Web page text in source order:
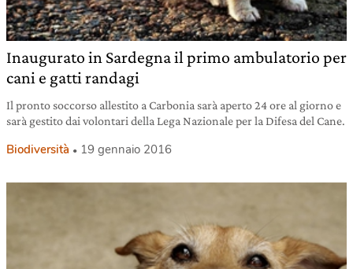
Inaugurato in Sardegna il primo ambulatorio per
cani e gatti randagi
Il pronto soccorso allestito a Carbonia sarà aperto 24 ore al giorno e
sarà gestito dai volontari della Lega Nazionale per la Difesa del Cane.
Biodiversità 19 gennaio 2016